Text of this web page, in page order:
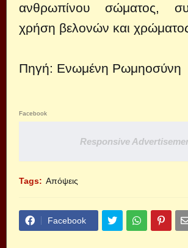
ανθρωπίνου σώματος,
χρήση βελονών και
Πηγή: Ενωμένη Ρωμηοσύνη
Facebook
Responsive
Tags: Απόψεις
Facebook